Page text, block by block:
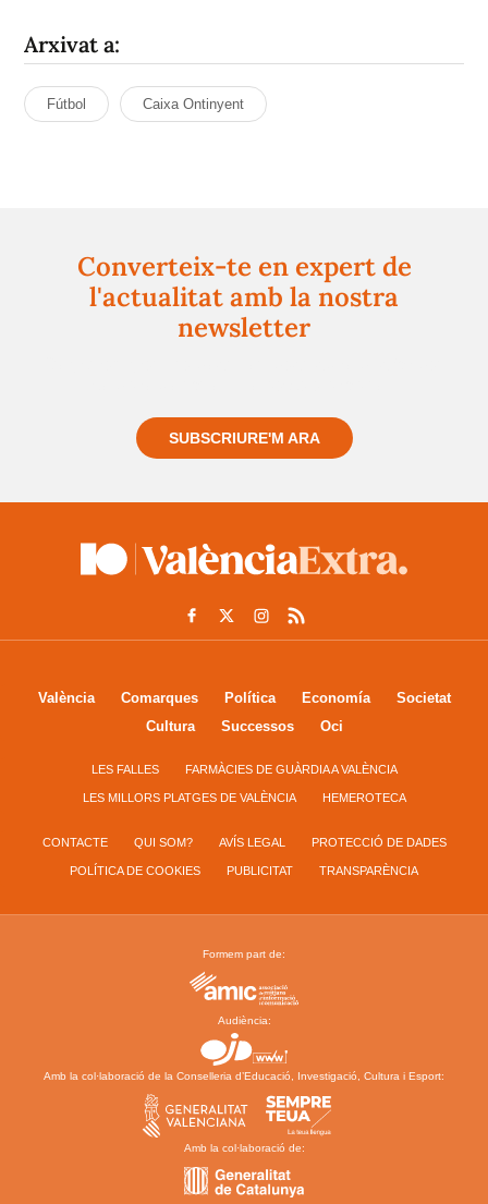
Arxivat a:
Fútbol Caixa Ontinyent
Converteix-te en expert de
l'actualitat amb la nostra
newsletter
SUBSCRIURE'M ARA
València Comarques Política Economía
Societat
Cultura
Successos Oci
LES FALLES FARMÀCIES DE GUÀRDIA A VALÈNCIA
LES MILLORS PLATGES DE VALÈNCIA HEMEROTECA
CONTACTE QUI SOM? AVÍS LEGAL PROTECCIÓ DE DADES
POLÍTICA DE COOKIES PUBLICITAT TRANSPARÈNCIA
Formem part de:
Audiència:
Amb la col·laboració de la Conselleria d’Educació, Investigació, Cultura i Esport:
Amb la col·laboració de: